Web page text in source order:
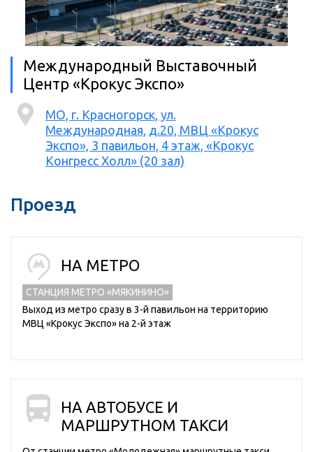
Международный Выставочный
Центр «Крокус Экспо»
МО, г. Красногорск, ул.
Международная, д.20, МВЦ «Крокус
Экспо», 3 павильон, 4 этаж, «Крокус
Конгресс Холл» (20 зал)
Проезд
НА МЕТРО
СТАНЦИЯ МЕТРО «МЯКИНИНО»
Выход из метро сразу в 3-й павильон на территорию
МВЦ «Крокус Экспо» на 2-й этаж
НА АВТОБУСЕ И
МАРШРУТНОМ ТАКСИ